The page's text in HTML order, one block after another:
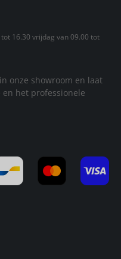
16.30 vrijdag van 09.00 tot
onze showroom en laat
het professionele